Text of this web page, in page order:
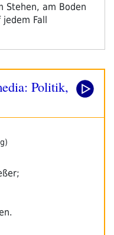
Stehen, am Boden
Fall
Politik,